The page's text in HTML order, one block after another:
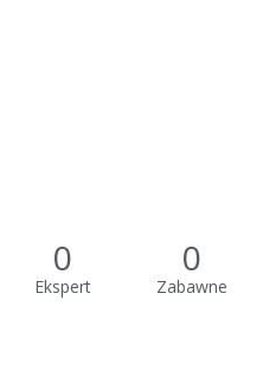
0
Ekspert
0
Zabawne